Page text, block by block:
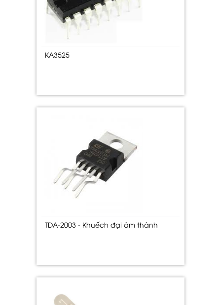
KA3525
TDA-2003 - Khuếch đại âm thânh